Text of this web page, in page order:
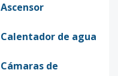
Ascensor
Calentador de agua
Cámaras de